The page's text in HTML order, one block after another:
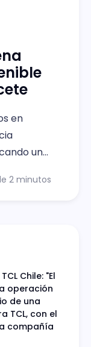
en
un
2 minutos
Chile: "El
operación
de una
TCL, con el
compañía